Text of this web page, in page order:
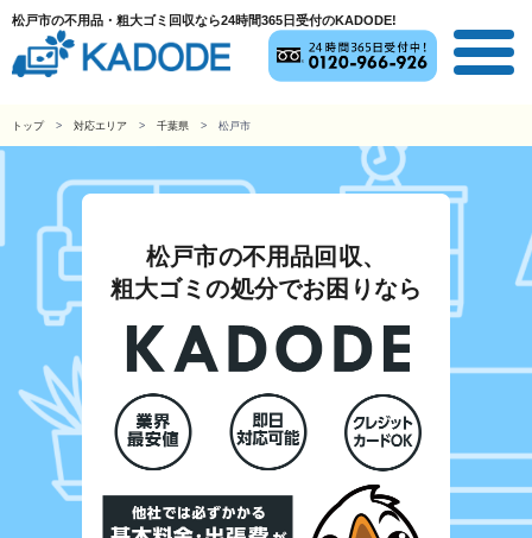
松戸市の不用品・粗大ゴミ回収なら24時間365日受付のKADODE!
トップ 対応エリア 千葉県 松戸市
松戸市の不用品回収、
粗大ゴミの処分でお困りなら